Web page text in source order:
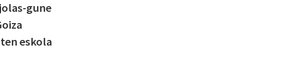
gune
eskola